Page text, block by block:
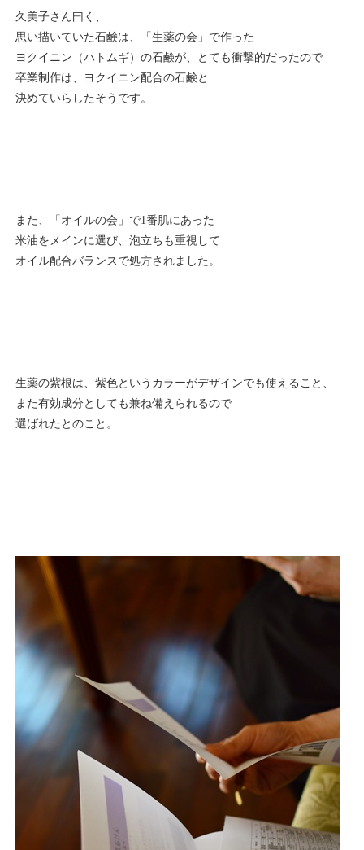
久美子さん曰く、
思い描いていた石鹸は、「生薬の会」で作った
ヨクイニン（ハトムギ）の石鹸が、とても衝撃的だったので
卒業制作は、ヨクイニン配合の石鹸と
決めていらしたそうです。
また、「オイルの会」で1番肌にあった
米油をメインに選び、泡立ちも重視して
オイル配合バランスで処方されました。
生薬の紫根は、紫色というカラーがデザインでも使えること、
また有効成分としても兼ね備えられるので
選ばれたとのこと。